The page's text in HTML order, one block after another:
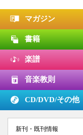
マガジン
書籍
楽譜
音楽教則
CD/DVD/その他
新刊・既刊情報